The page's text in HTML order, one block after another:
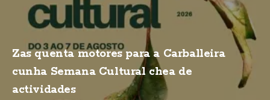
Zas quenta motores para a Carballeira
cunha Semana Cultural chea de
actividades